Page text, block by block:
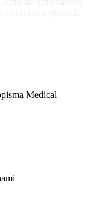
Medical